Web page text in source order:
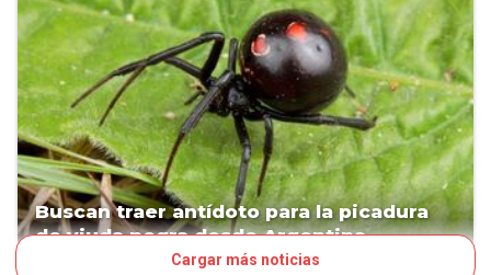
Buscan traer antídoto para la picadura
de viuda negra desde Argentina
Cargar más noticias